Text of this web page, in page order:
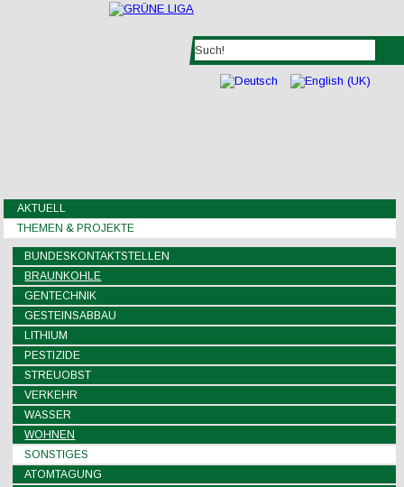
AKTUELL
THEMEN & PROJEKTE
BUNDESKONTAKTSTELLEN
BRAUNKOHLE
GENTECHNIK
GESTEINSABBAU
LITHIUM
PESTIZIDE
STREUOBST
VERKEHR
WASSER
WOHNEN
SONSTIGES
ATOMTAGUNG